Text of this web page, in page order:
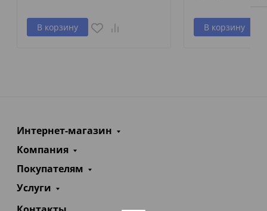
В корзину В корзину
Интернет-магазин
Компания
Покупателям
Услуги